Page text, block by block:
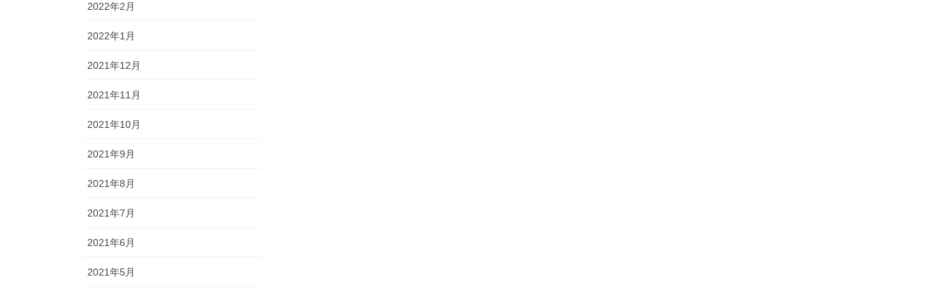
2022年2月
2022年1月
2021年12月
2021年11月
2021年10月
2021年9月
2021年8月
2021年7月
2021年6月
2021年5月